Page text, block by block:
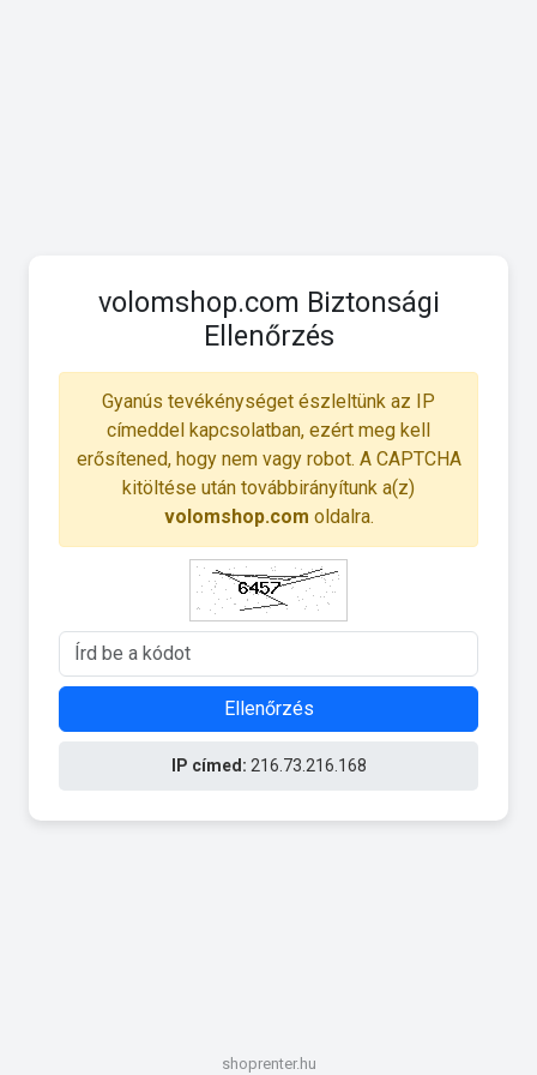
volomshop.com Biztonsági
Ellenőrzés
Gyanús tevékénységet észleltünk az IP
címeddel kapcsolatban, ezért meg kell
erősítened, hogy nem vagy robot. A CAPTCHA
kitöltése után továbbirányítunk a(z)
volomshop.com oldalra.
Ellenőrzés
IP címed: 216.73.216.168
shoprenter.hu